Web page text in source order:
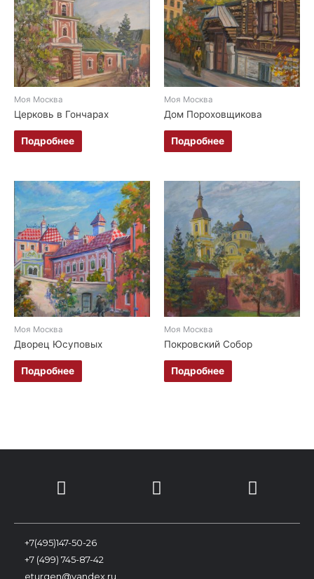
Моя Москва
Церковь в Гончарах
Подробнее
Моя Москва
Дом Пороховщикова
Подробнее
Моя Москва
Дворец Юсуповых
Подробнее
Моя Москва
Покровский Собор
Подробнее
+7(495)147-50-26
+7 (499) 745-87-42
eturgen@yandex.ru